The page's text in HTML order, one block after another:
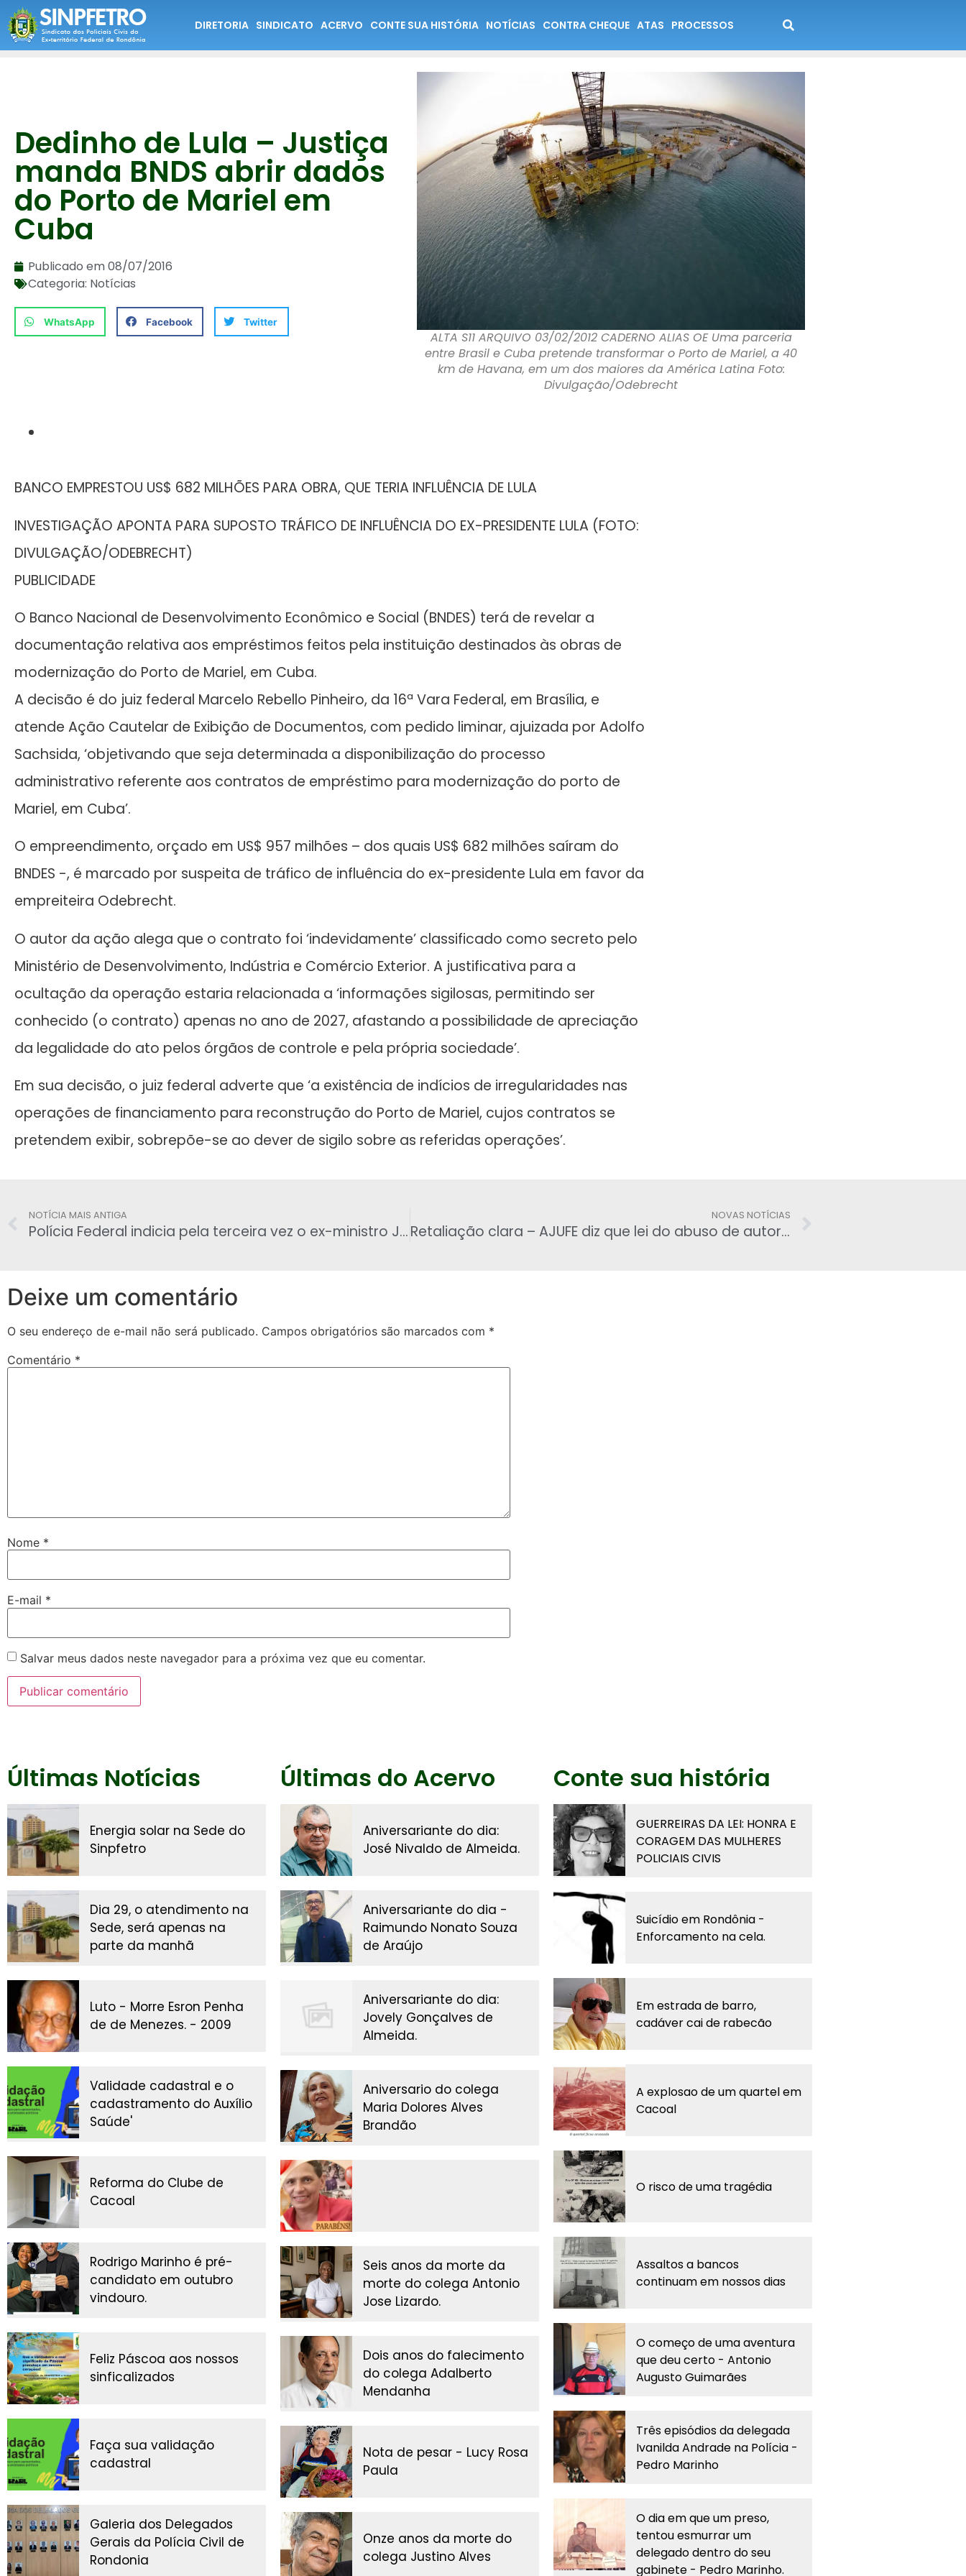
DIRETORIA SINDICATO ACERVO CONTE SUA HISTÓRIA NOTÍCIAS CONTRA CHEQUE ATAS PROCESSOS
Dedinho de Lula – Justiça
manda BNDS abrir dados
do Porto de Mariel em
Cuba
Publicado em08/07/2016
Categoria: Notícias
WhatsApp Facebook Twitter
ALTA S11 ARQUIVO 03/02/2012 CADERNO ALIAS OE Uma parceria
entre Brasil e Cuba pretende transformar o Porto de Mariel, a 40
km de Havana, em um dos maiores da América Latina Foto:
Divulgação/Odebrecht
BANCO EMPRESTOU US$ 682 MILHÕES PARA OBRA, QUE TERIA INFLUÊNCIA DE LULA
INVESTIGAÇÃO APONTA PARA SUPOSTO TRÁFICO DE INFLUÊNCIA DO EX-PRESIDENTE LULA (FOTO:
DIVULGAÇÃO/ODEBRECHT)
PUBLICIDADE
O Banco Nacional de Desenvolvimento Econômico e Social (BNDES) terá de revelar a
documentação relativa aos empréstimos feitos pela instituição destinados às obras de
modernização do Porto de Mariel, em Cuba.
A decisão é do juiz federal Marcelo Rebello Pinheiro, da 16ª Vara Federal, em Brasília, e
atende Ação Cautelar de Exibição de Documentos, com pedido liminar, ajuizada por Adolfo
Sachsida, ‘objetivando que seja determinada a disponibilização do processo
administrativo referente aos contratos de empréstimo para modernização do porto de
Mariel, em Cuba’.
O empreendimento, orçado em US$ 957 milhões – dos quais US$ 682 milhões saíram do
BNDES -, é marcado por suspeita de tráfico de influência do ex-presidente Lula em favor da
empreiteira Odebrecht.
O autor da ação alega que o contrato foi ‘indevidamente’ classificado como secreto pelo
Ministério de Desenvolvimento, Indústria e Comércio Exterior. A justificativa para a
ocultação da operação estaria relacionada a ‘informações sigilosas, permitindo ser
conhecido (o contrato) apenas no ano de 2027, afastando a possibilidade de apreciação
da legalidade do ato pelos órgãos de controle e pela própria sociedade’.
Em sua decisão, o juiz federal adverte que ‘a existência de indícios de irregularidades nas
operações de financiamento para reconstrução do Porto de Mariel, cujos contratos se
pretendem exibir, sobrepõe-se ao dever de sigilo sobre as referidas operações’.
NOTÍCIA MAIS ANTIGA
Polícia Federal indicia pela terceira vez o ex-ministro José Dirceu
NOVAS NOTÍCIAS
Retaliação clara – AJUFE diz que lei do abuso de autoridade é tentativa de intimidar juízes
Deixe um comentário
O seu endereço de e-mail não será publicado. Campos obrigatórios são marcados com *
Comentário *
Nome *
E-mail *
Salvar meus dados neste navegador para a próxima vez que eu comentar.
Últimas Notícias
Energia solar na Sede do
Sinpfetro
Dia 29, o atendimento na
Sede, será apenas na
parte da manhã
Luto - Morre Esron Penha
de de Menezes. - 2009
Validade cadastral e o
cadastramento do Auxílio
Saúde'
Reforma do Clube de
Cacoal
Rodrigo Marinho é pré-
candidato em outubro
vindouro.
Feliz Páscoa aos nossos
sinficalizados
Faça sua validação
cadastral
Galeria dos Delegados
Gerais da Polícia Civil de
Rondonia
Últimas do Acervo
Aniversariante do dia:
José Nivaldo de Almeida.
Aniversariante do dia -
Raimundo Nonato Souza
de Araújo
Aniversariante do dia:
Jovely Gonçalves de
Almeida.
Aniversario do colega
Maria Dolores Alves
Brandão
Seis anos da morte da
morte do colega Antonio
Jose Lizardo.
Dois anos do falecimento
do colega Adalberto
Mendanha
Nota de pesar - Lucy Rosa
Paula
Onze anos da morte do
colega Justino Alves
Conte sua história
GUERREIRAS DA LEI: HONRA E
CORAGEM DAS MULHERES
POLICIAIS CIVIS
Suicídio em Rondônia -
Enforcamento na cela.
Em estrada de barro,
cadáver cai de rabecão
A explosao de um quartel em
Cacoal
O risco de uma tragédia
Assaltos a bancos
continuam em nossos dias
O começo de uma aventura
que deu certo - Antonio
Augusto Guimarães
Três episódios da delegada
Ivanilda Andrade na Polícia -
Pedro Marinho
O dia em que um preso,
tentou esmurrar um
delegado dentro do seu
gabinete - Pedro Marinho.